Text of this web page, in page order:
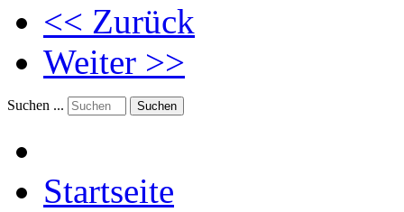
<< Zurück
Weiter >>
Suchen ... Suchen
Startseite